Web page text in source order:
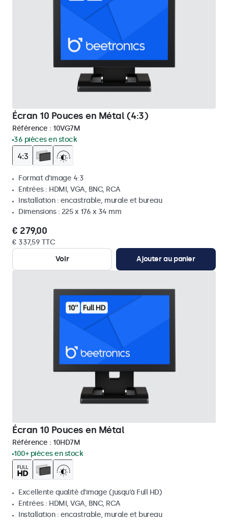
Écran 10 Pouces en Métal (4:3)
Référence : 10VG7M
36 pièces en stock
Format d'image 4:3
Entrées : HDMI, VGA, BNC, RCA
Installation : encastrable, murale et bureau
Dimensions : 225 x 176 x 34 mm
€ 279,00
€ 337,59 TTC
Voir
Ajouter au panier
Écran 10 Pouces en Métal
Référence : 10HD7M
100+ pièces en stock
Excellente qualité d'image (jusqu'à Full HD)
Entrées : HDMI, VGA, BNC, RCA
Installation : encastrable, murale et bureau